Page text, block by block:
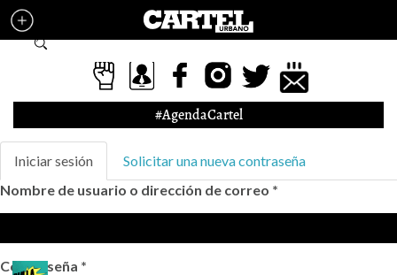
Pasar al contenido principal
Formulario de búsqueda
#AgendaCartel
Solapas principales
Iniciar sesión (solapa
activa)
Solicitar una nueva contraseña
Nombre de usuario o dirección de correo *
Contraseña *